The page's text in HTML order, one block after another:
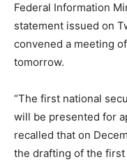
Federal Information
statement issued on
convened a meeting
tomorrow.
“The first national
will be presented for
recalled that on
the drafting of the